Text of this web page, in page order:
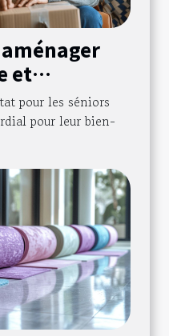
et
seniors
pour les séniors
pour leur bien-